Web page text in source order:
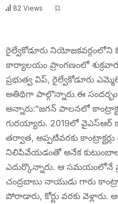
82 Views
రైల్వేకోడూరు నియోజకవర్గంలోని
కార్యాలయం ప్రాంగణంలో
ప్రభుత్వ విప్, రైల్వేకోడూరు
అతిథిగా పాల్గొన్నారు.ఈ
అన్నారు:“జగన్ పాలనలో
గురయ్యారు. 2019లో వైఎస్ఆర్
తర్వాత, అప్పటివరకు
నిలిపివేయడంతో అనేక
ఎదుర్కొన్నారు. ఆ సమయంలోనే
చంద్రబాబు నాయుడు గారు
పోరాడారు, కోర్టు వరకు